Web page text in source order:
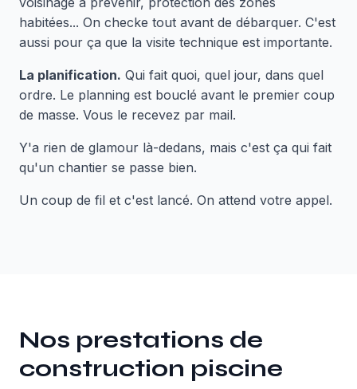
habitées... On checke tout avant de débarquer. C'est
aussi pour ça que la visite technique est importante.
La planification. Qui fait quoi, quel jour, dans quel
ordre. Le planning est bouclé avant le premier coup
de masse. Vous le recevez par mail.
Y'a rien de glamour là-dedans, mais c'est ça qui fait
qu'un chantier se passe bien.
Un coup de fil et c'est lancé. On attend votre appel.
Nos prestations de
construction piscine